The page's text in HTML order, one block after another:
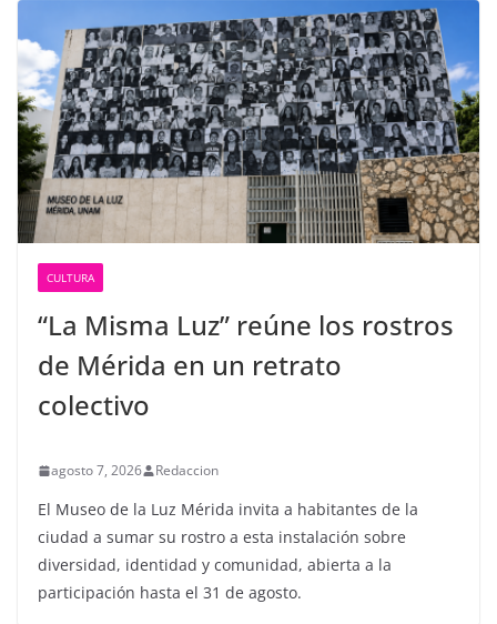
CULTURA
“La Misma Luz” reúne los rostros
de Mérida en un retrato
colectivo
agosto 7, 2026 Redaccion
El Museo de la Luz Mérida invita a habitantes de la
ciudad a sumar su rostro a esta instalación sobre
diversidad, identidad y comunidad, abierta a la
participación hasta el 31 de agosto.